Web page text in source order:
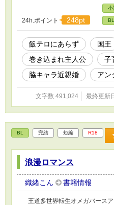
ン屋を持ち
屋に押し入っ
共に王宮に連
甥っ子が前王
忙しいながら
った。 甥っ子
エルフィンを
だってくるの
オカンな少年
付します。
24h.ポイント 248pt
小
BL
飯テロにあらず 国王
巻き込まれ主人公
子
脇キャラ近親婚
アン
文字数 491,024 最終更新
BL 完結 短編 R18
浪漫ロマンス
織緒こん 書籍情報
王道多世界転生オメガバース